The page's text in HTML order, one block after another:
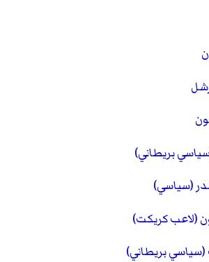
بريطاني)
(سياسي)
(لاعب كريكت)
(سياسي بريطاني)